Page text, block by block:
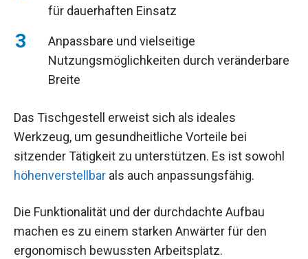
für dauerhaften Einsatz
Anpassbare und vielseitige
Nutzungsmöglichkeiten durch veränderbare
Breite
Das Tischgestell erweist sich als ideales
Werkzeug, um gesundheitliche Vorteile bei
sitzender Tätigkeit zu unterstützen. Es ist sowohl
höhenverstellbar als auch anpassungsfähig.
Die Funktionalität und der durchdachte Aufbau
machen es zu einem starken Anwärter für den
ergonomisch bewussten Arbeitsplatz.